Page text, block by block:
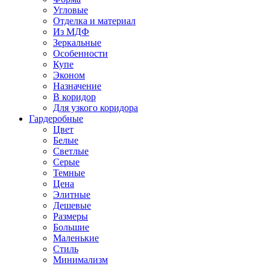
Угловые
Отделка и материал
Из МДФ
Зеркальные
Особенности
Купе
Эконом
Назначение
В коридор
Для узкого коридора
Гардеробные
Цвет
Белые
Светлые
Серые
Темные
Цена
Элитные
Дешевые
Размеры
Большие
Маленькие
Стиль
Минимализм